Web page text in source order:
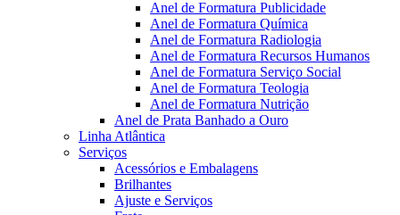
Anel de Formatura Publicidade
Anel de Formatura Química
Anel de Formatura Radiologia
Anel de Formatura Recursos Humanos
Anel de Formatura Serviço Social
Anel de Formatura Teologia
Anel de Formatura Nutrição
Anel de Prata Banhado a Ouro
Linha Atlântica
Serviços
Acessórios e Embalagens
Brilhantes
Ajuste e Serviços